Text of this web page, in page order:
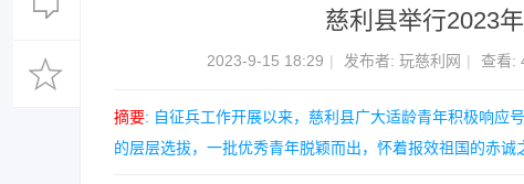
慈利县举行2023
2023-9-15 18:29 | 发布者: 玩慈利网 | 查看:
摘要: 自征兵工作开展以来，慈利县广大适龄青年积极响应
的层层选拔，一批优秀青年脱颖而出，怀着报效祖国的赤诚